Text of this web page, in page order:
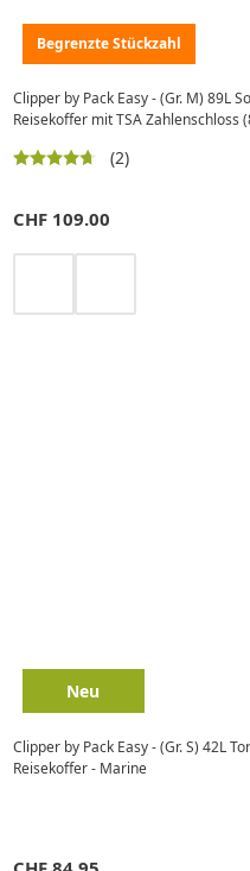
Begrenzte Stückzahl
Clipper by Pack Easy - (Gr. M) 89L
Reisekoffer mit TSA Zahlenschloss
(2)
CHF 109.00
Neu
Clipper by Pack Easy - (Gr. S) 42L
Reisekoffer - Marine